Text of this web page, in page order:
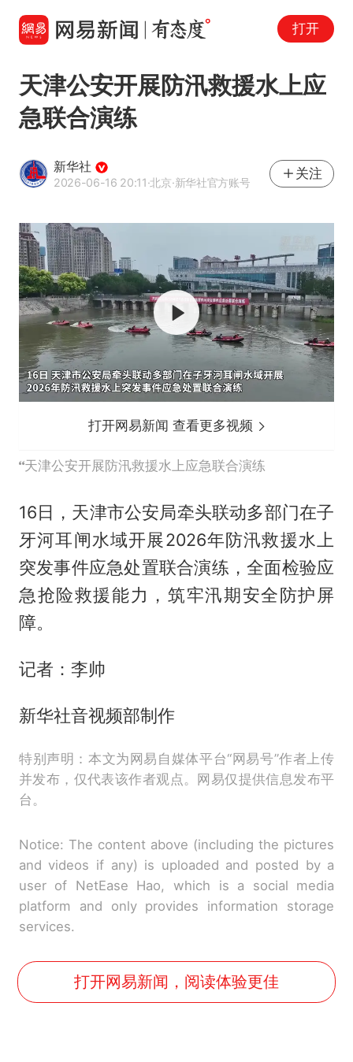
打开
天津公安开展防汛救援水上应
急联合演练
新华社
2026-06-16 20:11·北京·新华社官方账号
关注
打开网易新闻 查看更多视频
天津公安开展防汛救援水上应急联合演练
16日，天津市公安局牵头联动多部门在子
牙河耳闸水域开展2026年防汛救援水上
突发事件应急处置联合演练，全面检验应
急抢险救援能力，筑牢汛期安全防护屏
障。
记者：李帅
新华社音视频部制作
特别声明：本文为网易自媒体平台“网易号”作者上传
并发布，仅代表该作者观点。网易仅提供信息发布平
台。
Notice: The content above (including the pictures
and videos if any) is uploaded and posted by a
user of NetEase Hao, which is a social media
platform and only provides information storage
services.
打开网易新闻，阅读体验更佳